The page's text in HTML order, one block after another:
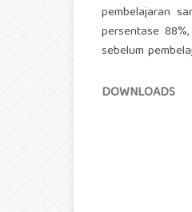
pembelajaran
persentase
sebelum
DOWNLOADS